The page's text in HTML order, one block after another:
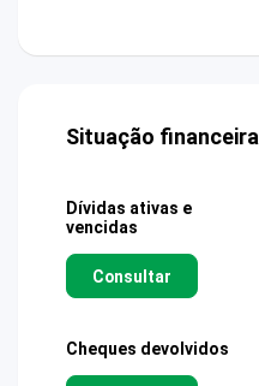
Situação financeira
Dívidas ativas e
vencidas
Consultar
Cheques devolvidos